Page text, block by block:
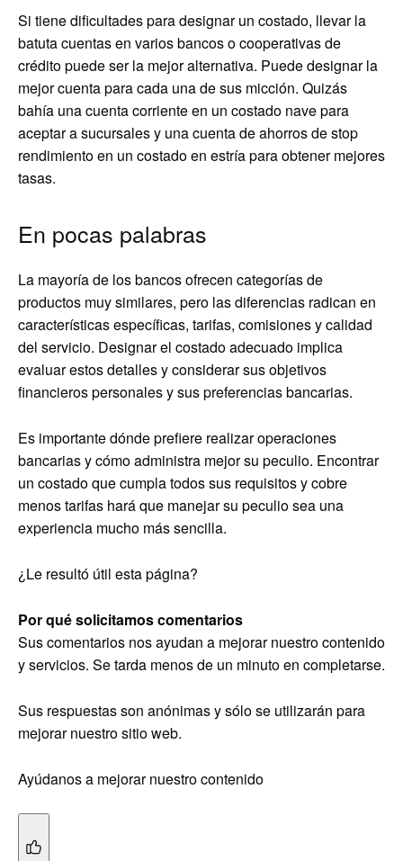
Si tiene dificultades para designar un costado, llevar la
batuta cuentas en varios bancos o cooperativas de
crédito puede ser la mejor alternativa. Puede designar la
mejor cuenta para cada una de sus micción. Quizás
bahía una cuenta corriente en un costado nave para
aceptar a sucursales y una cuenta de ahorros de stop
rendimiento en un costado en estría para obtener mejores
tasas.
En pocas palabras
La mayoría de los bancos ofrecen categorías de
productos muy similares, pero las diferencias radican en
características específicas, tarifas, comisiones y calidad
del servicio. Designar el costado adecuado implica
evaluar estos detalles y considerar sus objetivos
financieros personales y sus preferencias bancarias.
Es importante dónde prefiere realizar operaciones
bancarias y cómo administra mejor su peculio. Encontrar
un costado que cumpla todos sus requisitos y cobre
menos tarifas hará que manejar su peculio sea una
experiencia mucho más sencilla.
¿Le resultó útil esta página?
Por qué solicitamos comentarios
Sus comentarios nos ayudan a mejorar nuestro contenido
y servicios. Se tarda menos de un minuto en completarse.
Sus respuestas son anónimas y sólo se utilizarán para
mejorar nuestro sitio web.
Ayúdanos a mejorar nuestro contenido